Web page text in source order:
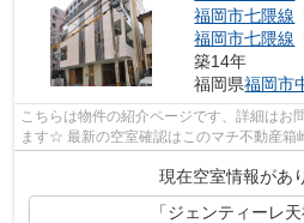
福岡市七隈線
福岡市七隈線
築14年
福岡県福岡市
こちらは物件の紹介ページです、詳細はお
ます☆ 最新の空室確認はこのマチ不動産
現在空室情報があ
「ジェンティーレ